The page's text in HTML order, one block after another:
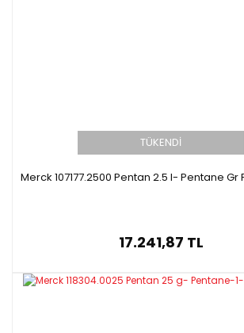
TÜKENDİ
Merck 107177.2500 Pentan 2.5 l- Pentane Gr
17.241,87 TL